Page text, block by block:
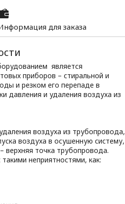
для заказа
является
приборов – стиральной и
и резком его перепаде в
давления и удаления воздуха из
воздуха из трубопровода,
воздуха в осушенную систему,
верхняя точка трубопровода.
неприятностями, как: